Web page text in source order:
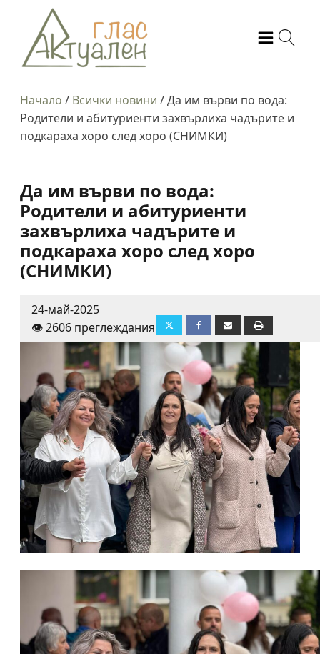
Начало / Всички новини /Да им върви по вода:
Родители и абитуриенти захвърлиха чадърите и
подкараха хоро след хоро (СНИМКИ)
Да им върви по вода:
Родители и абитуриенти
захвърлиха чадърите и
подкараха хоро след хоро
(СНИМКИ)
24-май-2025
👁️ 2606 преглеждания